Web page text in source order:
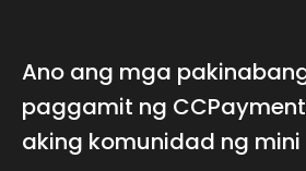
Ano ang mga
paggamit ng
aking komunidad ng mini